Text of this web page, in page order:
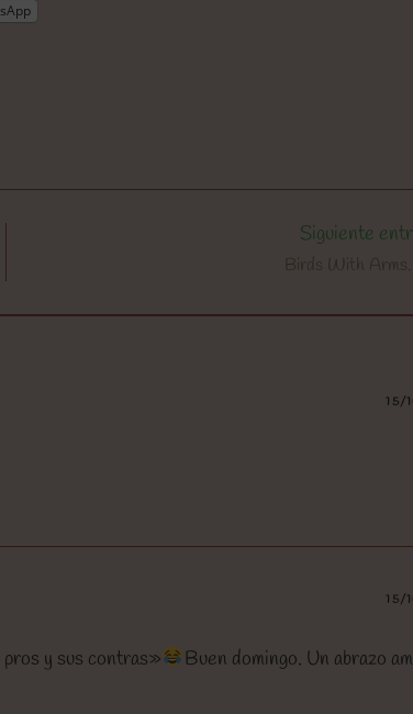
Siguiente
Birds With
15/
15/
y sus contras»
Buen domingo. Un abrazo